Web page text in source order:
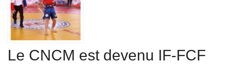
Le CNCM est devenu IF-FCF